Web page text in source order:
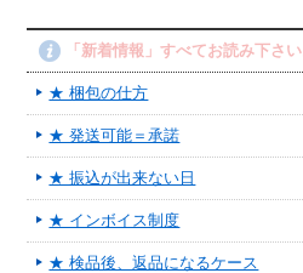
「新着情報」すべてお読み下さい
★ 梱包の仕方
★ 発送可能＝承諾
★ 振込が出来ない日
★ インボイス制度
★ 検品後、返品になるケース